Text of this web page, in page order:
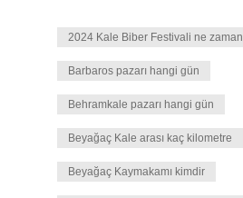
2024 Kale Biber Festivali ne zaman
Barbaros pazarı hangi gün
Behramkale pazarı hangi gün
Beyağaç Kale arası kaç kilometre
Beyağaç Kaymakamı kimdir